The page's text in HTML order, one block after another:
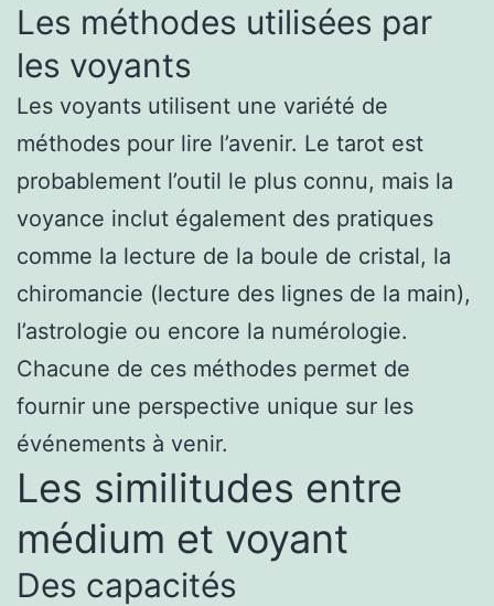
Les méthodes utilisées par
les voyants
Les voyants utilisent une variété de
méthodes pour lire l’avenir. Le tarot est
probablement l’outil le plus connu, mais la
voyance inclut également des pratiques
comme la lecture de la boule de cristal, la
chiromancie (lecture des lignes de la main),
l’astrologie ou encore la numérologie.
Chacune de ces méthodes permet de
fournir une perspective unique sur les
événements à venir.
Les similitudes entre
médium et voyant
Des capacités